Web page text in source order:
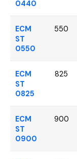
0440
ECM
ST
0550
550
ECM
ST
0825
825
ECM
ST
0900
900